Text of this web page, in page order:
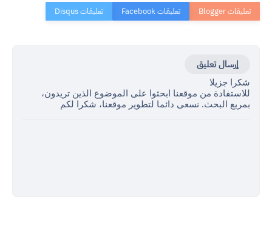
إرسال تعليق
شكرا جزيلا
للاستفادة من موقعنا ابحثوا على الموضوع الذين تريدون،
بمربع البحث. نسعى دائما لتطوير موقعنا، شكرا لكم